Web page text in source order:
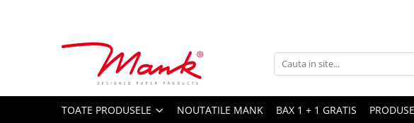
Toate Produsele
TOATE PRODUSELE NOUTATILE MANK BAX 1 + 1 GRATIS